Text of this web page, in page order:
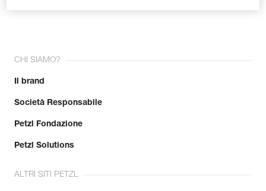
CHI SIAMO?
Il brand
Società Responsabile
Petzl Fondazione
Petzl Solutions
ALTRI SITI PETZL